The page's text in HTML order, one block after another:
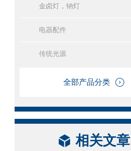
金卤灯，钠灯
电器配件
传统光源
全部产品分类
相关文章